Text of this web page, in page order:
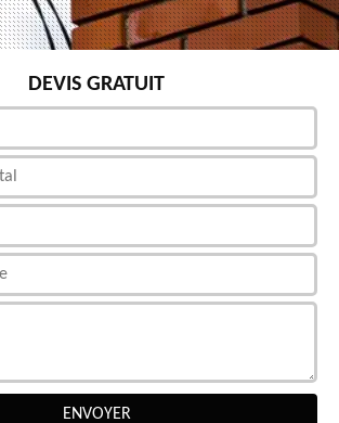
DEVIS GRATUIT